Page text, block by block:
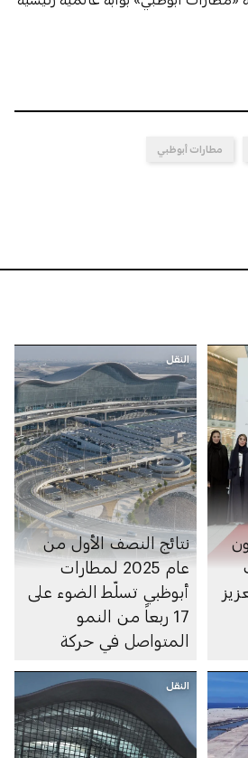
مطارات أبوظبي
النقل
نتائج النصف الأول من
عام 2025 لمطارات
أبوظبي تسلّط الضوء على
17 ربعاً من النمو
المتواصل في حركة
النقل